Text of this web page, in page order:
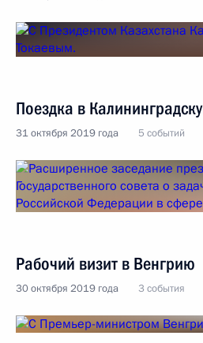
Поездка в
31 октября 2019 года 5 событий
Рабочий визит в Венгрию
30 октября 2019 года 3 события